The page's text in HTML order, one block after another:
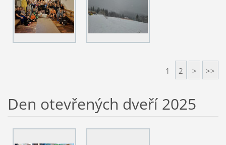
1 2 > >>
Den otevřených dveří 2025